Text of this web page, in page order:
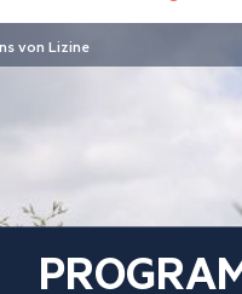
von Lizine